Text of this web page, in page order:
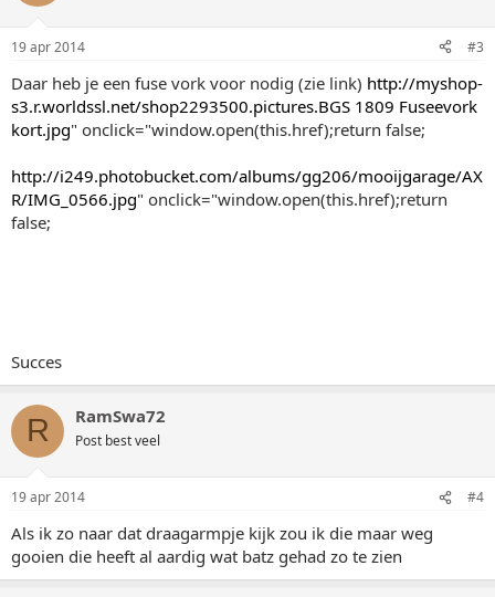
19 apr 2014 #3
Daar heb je een fuse vork voor nodig (zie link) http://myshop-
s3.r.worldssl.net/shop2293500.pictures.BGS 1809 Fuseevork
kort.jpg" onclick="window.open(this.href);return false;
http://i249.photobucket.com/albums/gg206/mooijgarage/AX
R/IMG_0566.jpg" onclick="window.open(this.href);return
false;
Succes
R RamSwa72
Post best veel
19 apr 2014 #4
Als ik zo naar dat draagarmpje kijk zou ik die maar weg
gooien die heeft al aardig wat batz gehad zo te zien